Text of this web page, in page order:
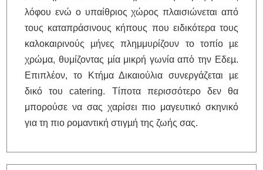
λόφου ενώ ο υπαίθριος χώρος πλαισιώνεται από
τους καταπράσινους κήπους που ειδικότερα τους
καλοκαιρινούς µήνες πλημμυρίζουν το τοπίο µε
χρώμα, θυμίζοντας µία μικρή γωνία απὀ την Εδεµ.
Επιπλέον, το Κτήμα Δικαιούλια συνεργάζεται µε
δικό του catering. Τίποτα περισσότερο δεν θα
μπορούσε να σας χαρίσει πιο μαγευτικό σκηνικό
για τη πιο ρομαντική στιγµή της ζωής σας.